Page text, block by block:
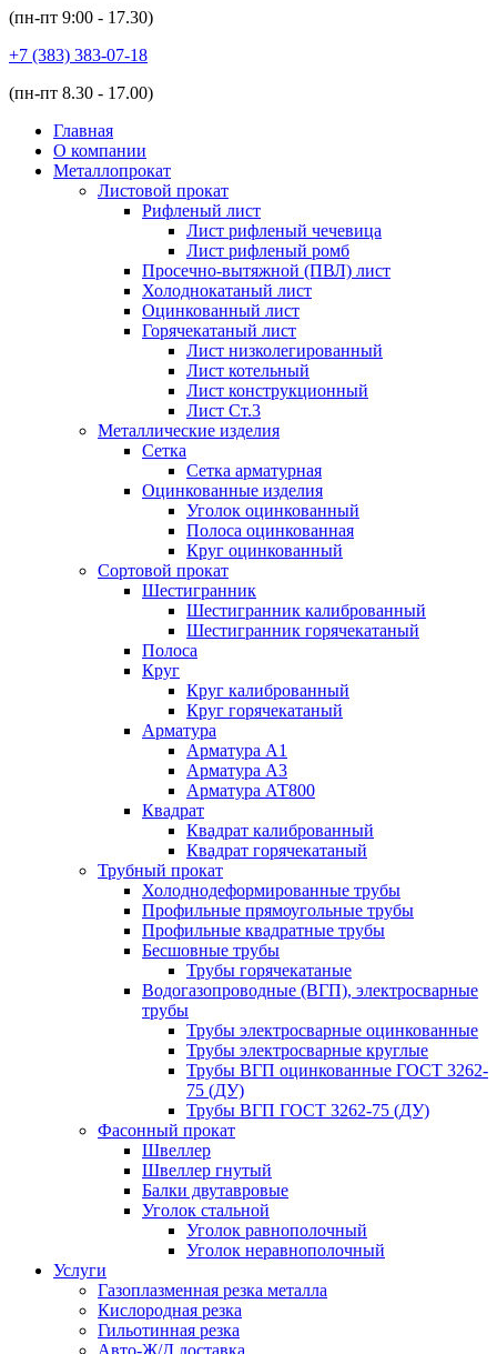
(пн-пт 9:00 - 17.30)
+7 (383) 383-07-18
(пн-пт 8.30 - 17.00)
Главная
О компании
Металлопрокат
Листовой прокат
Рифленый лист
Лист рифленый чечевица
Лист рифленый ромб
Просечно-вытяжной (ПВЛ) лист
Холоднокатаный лист
Оцинкованный лист
Горячекатаный лист
Лист низколегированный
Лист котельный
Лист конструкционный
Лист Ст.3
Металлические изделия
Сетка
Сетка арматурная
Оцинкованные изделия
Уголок оцинкованный
Полоса оцинкованная
Круг оцинкованный
Сортовой прокат
Шестигранник
Шестигранник калиброванный
Шестигранник горячекатаный
Полоса
Круг
Круг калиброванный
Круг горячекатаный
Арматура
Арматура А1
Арматура А3
Арматура АТ800
Квадрат
Квадрат калиброванный
Квадрат горячекатаный
Трубный прокат
Холоднодеформированные трубы
Профильные прямоугольные трубы
Профильные квадратные трубы
Бесшовные трубы
Трубы горячекатаные
Водогазопроводные (ВГП), электросварные
трубы
Трубы электросварные оцинкованные
Трубы электросварные круглые
Трубы ВГП оцинкованные ГОСТ 3262-
75 (ДУ)
Трубы ВГП ГОСТ 3262-75 (ДУ)
Фасонный прокат
Швеллер
Швеллер гнутый
Балки двутавровые
Уголок стальной
Уголок равнополочный
Уголок неравнополочный
Услуги
Газоплазменная резка металла
Кислородная резка
Гильотинная резка
Авто-Ж/Д доставка